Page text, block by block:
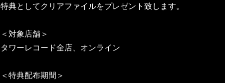
特典としてクリアファイルをプレゼント致します。
＜対象店舗＞
タワーレコード全店、オンライン
＜特典配布期間＞